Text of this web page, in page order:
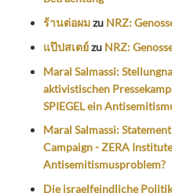
ร้านต่อผมzu NRZ:
แป๊ปสเตย์zu NRZ:
Maral Salmassi:
aktivistischen
SPIEGEL ein
Maral Salmassi:
Campaign - ZERA Institute
Antisemitismusproblem?
Die israelfeindliche